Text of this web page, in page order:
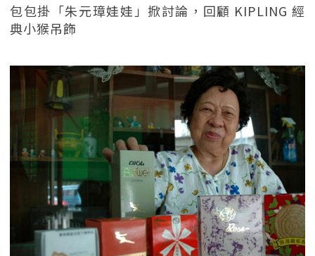
包包掛「朱元璋娃娃」掀討論，回顧 KIPLING 經
典小猴吊飾